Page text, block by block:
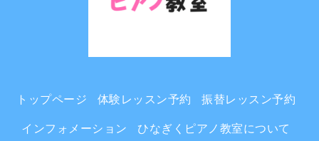
トップページ 体験レッスン予約 振替レッスン予約
インフォメーション ひなぎくピアノ教室について